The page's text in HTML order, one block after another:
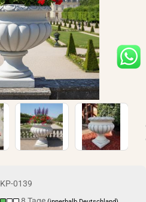
KP-0139